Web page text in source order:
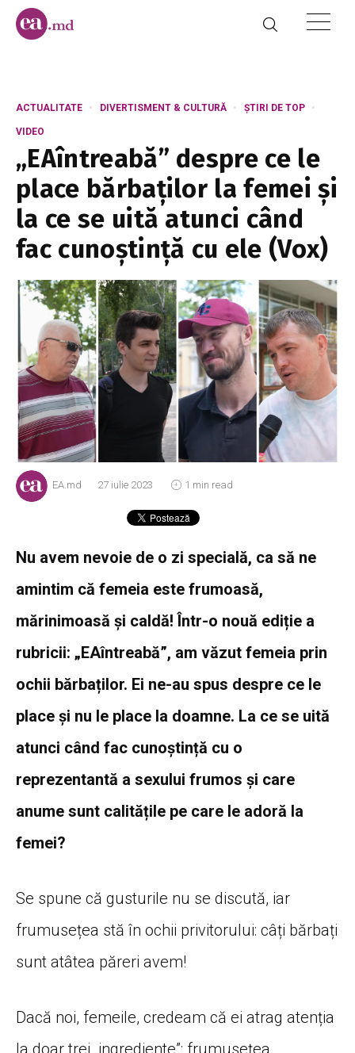
ACTUALITATE DIVERTISMENT & CULTURĂ ȘTIRI DE TOP
VIDEO
„EAîntreabă” despre ce le
place bărbaților la femei și
la ce se uită atunci când
fac cunoștință cu ele (Vox)
EA.md 27 iulie 2023 1 min read
Nu avem nevoie de o zi specială, ca să ne
amintim că femeia este frumoasă,
mărinimoasă și caldă! Într-o nouă ediție a
rubricii: „EAîntreabă”, am văzut femeia prin
ochii bărbaților. Ei ne-au spus despre ce le
place și nu le place la doamne. La ce se uită
atunci când fac cunoștință cu o
reprezentantă a sexului frumos și care
anume sunt calitățile pe care le adoră la
femei?
Se spune că gusturile nu se discută, iar
frumusețea stă în ochii privitorului: câți bărbați
sunt atâtea păreri avem!
Dacă noi, femeile, credeam că ei atrag atenția
la doar trei „ingrediente”: frumusețea,